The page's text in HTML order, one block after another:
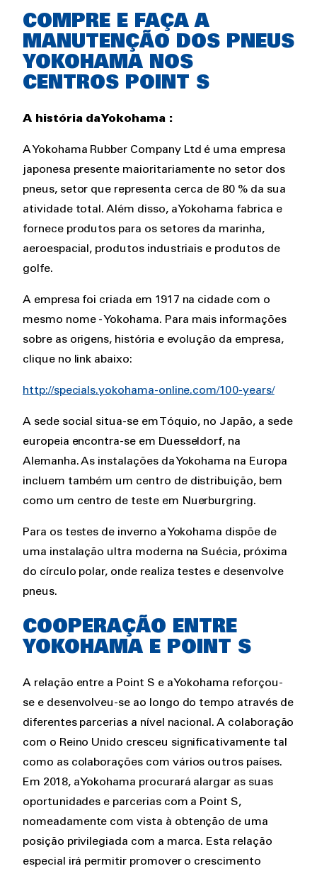
Rich
text
COMPRE E FAÇA A
MANUTENÇÃO DOS PNEUS
YOKOHAMA NOS
CENTROS POINT S
A história da Yokohama :
A Yokohama Rubber Company Ltd é uma empresa
japonesa presente maioritariamente no setor dos
pneus, setor que representa cerca de 80 % da sua
atividade total. Além disso, a Yokohama fabrica e
fornece produtos para os setores da marinha,
aeroespacial, produtos industriais e produtos de
golfe.
A empresa foi criada em 1917 na cidade com o
mesmo nome - Yokohama. Para mais informações
sobre as origens, história e evolução da empresa,
clique no link abaixo:
http://specials.yokohama-online.com/100-years/
A sede social situa-se em Tóquio, no Japão, a sede
europeia encontra-se em Duesseldorf, na
Alemanha. As instalações da Yokohama na Europa
incluem também um centro de distribuição, bem
como um centro de teste em Nuerburgring.
Para os testes de inverno a Yokohama dispõe de
uma instalação ultra moderna na Suécia, próxima
do círculo polar, onde realiza testes e desenvolve
pneus.
COOPERAÇÃO ENTRE
YOKOHAMA E POINT S
A relação entre a Point S e a Yokohama reforçou-
se e desenvolveu-se ao longo do tempo através de
diferentes parcerias a nível nacional. A colaboração
com o Reino Unido cresceu significativamente tal
como as colaborações com vários outros países.
Em 2018, a Yokohama procurará alargar as suas
oportunidades e parcerias com a Point S,
nomeadamente com vista à obtenção de uma
posição privilegiada com a marca. Esta relação
especial irá permitir promover o crescimento